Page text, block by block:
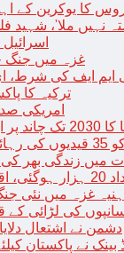
کا یوکرین کے
نہیں ملا’،
غزہ میں جنگ
ایم ایف کی شرط،
ترکیہ کا
امریکی
مشن بھیجنے کا منصوبہ
میں زندگی بھر
غزہ میں نئی
کی لڑائی
دشمن نے اشتعال
نے پاکستان کیلئے 35 کروڑ ڈالر قرض کی منظوری